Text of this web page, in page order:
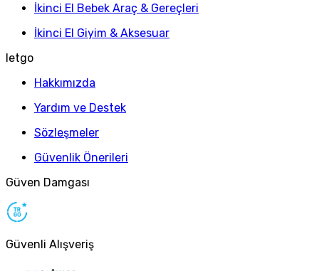
İkinci El Bebek Araç & Gereçleri
İkinci El Giyim & Aksesuar
letgo
Hakkımızda
Yardım ve Destek
Sözleşmeler
Güvenlik Önerileri
Güven Damgası
Güvenli Alışveriş